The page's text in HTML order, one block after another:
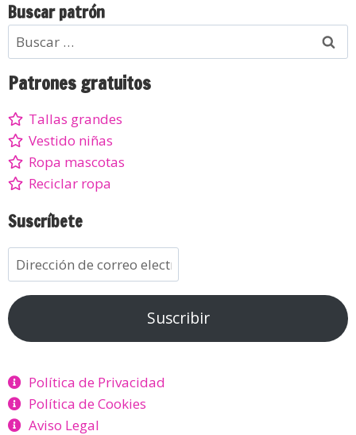
Buscar patrón
Patrones gratuitos
Tallas grandes
Vestido niñas
Ropa mascotas
Reciclar ropa
Suscríbete
Suscribir
Política de Privacidad
Política de Cookies
Aviso Legal